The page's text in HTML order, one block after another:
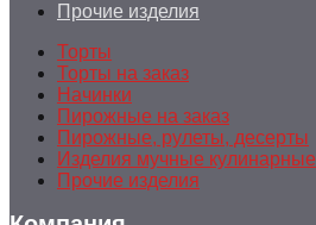
Прочие изделия
Торты
Торты на заказ
Начинки
Пирожные на заказ
Пирожные, рулеты, десерты
Изделия мучные кулинарные
Прочие изделия